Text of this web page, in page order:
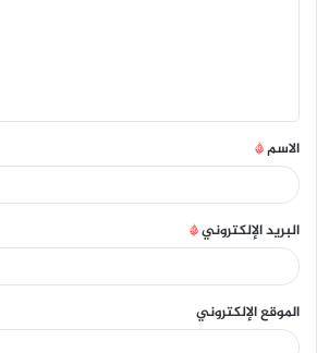
ق
*
الاسم*
البريد الإلكتروني*
الموقع الإلكتروني